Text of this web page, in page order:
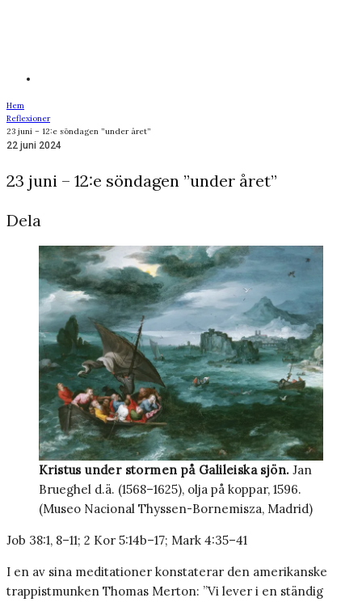
Hem
Reflexioner
23 juni – 12:e söndagen ”under året”
22 juni 2024
23 juni – 12:e söndagen ”under året”
Dela
Kristus under stormen på Galileiska sjön. Jan
Brueghel d.ä. (1568–1625), olja på koppar, 1596.
(Museo Nacional Thyssen-Bornemisza, Madrid)
Job 38:1, 8–11; 2 Kor 5:14b–17; Mark 4:35–41
I en av sina meditationer konstaterar den amerikanske
trappistmunken Thomas Merton: ”Vi lever i en ständig